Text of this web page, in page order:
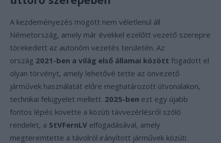
A kezdeményezés mögött nem véletlenül áll
Németország, amely már évekkel ezelőtt vezető szerepre
törekedett az autonóm vezetés területén. Az
ország 2021-ben a világ első államai között fogadott el
olyan törvényt, amely lehetővé tette az önvezető
járművek használatát előre meghatározott útvonalakon,
technikai felügyelet mellett. 2025-ben ezt egy újabb
fontos lépés követte a közúti távvezérlésről szóló
rendelet, a StVFernLV elfogadásával, amely
megteremtette a távolról irányított járművek közúti